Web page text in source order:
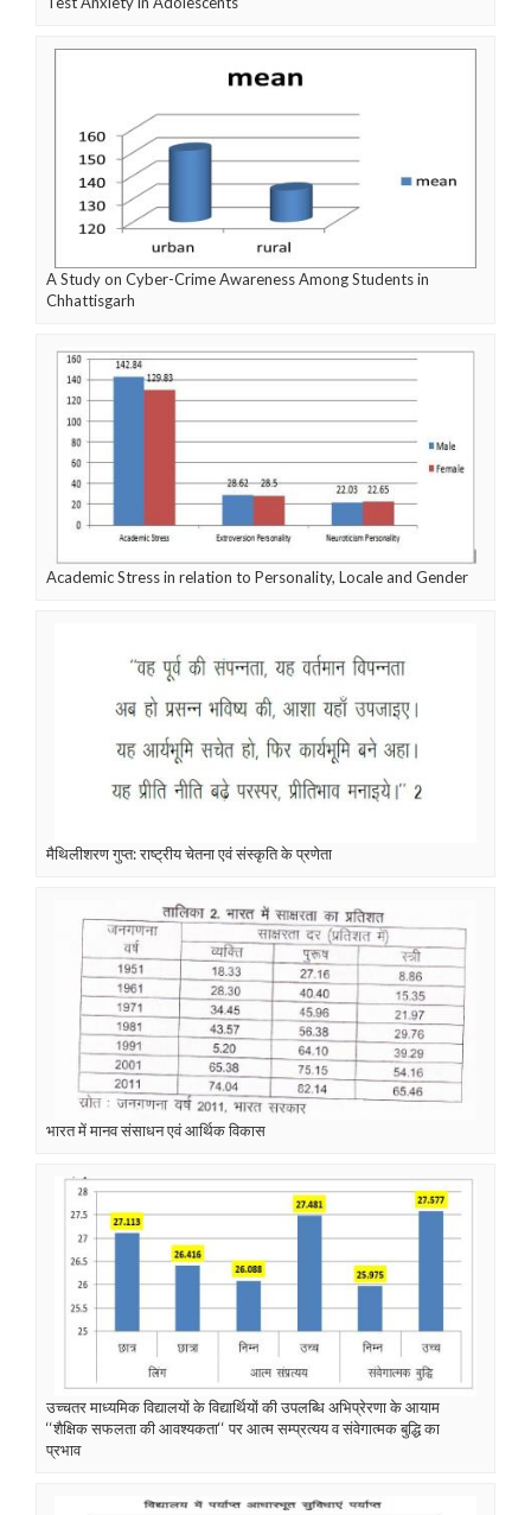
A Study on Cyber-Crime Awareness Among Students in
Chhattisgarh
Academic Stress in relation to Personality, Locale and Gender
मैथिलीशरण गुप्त: राष्ट्रीय चेतना एवं संस्कृति के प्रणेता
भारत में मानव संसाधन एवं आर्थिक विकास
उच्चतर माध्यमिक विद्यालयों के विद्यार्थियों की उपलब्धि अभिप्रेरणा के आयाम
‘‘शैक्षिक सफलता की आवश्यकता‘‘ पर आत्म सम्प्रत्यय व संवेगात्मक बुद्धि का
प्रभाव